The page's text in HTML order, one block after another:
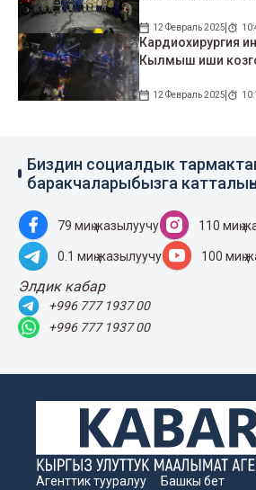
12 Февраль 2025
Кардиохирургия
Кылмыш иши
12 Февраль 2025
Биздин социалдык
баракчаларыбызга
79 миң жазылуучу 110 миң
0.1 миң жазылуучу 100 миң
Элдик кабар
+996 777 1937 00
+996 777 1937 00
Агенттик тууралуу
Башкы бет